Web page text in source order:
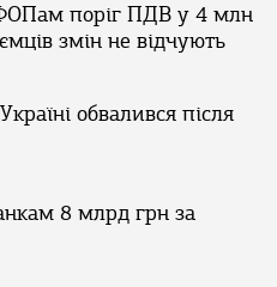
поріг ПДВ у 4 млн
змін не відчують
обвалився після
8 млрд грн за